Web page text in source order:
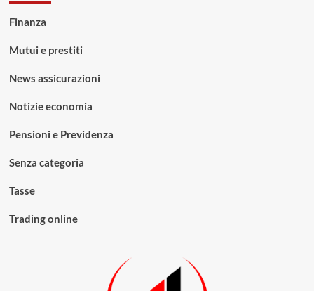
Finanza
Mutui e prestiti
News assicurazioni
Notizie economia
Pensioni e Previdenza
Senza categoria
Tasse
Trading online